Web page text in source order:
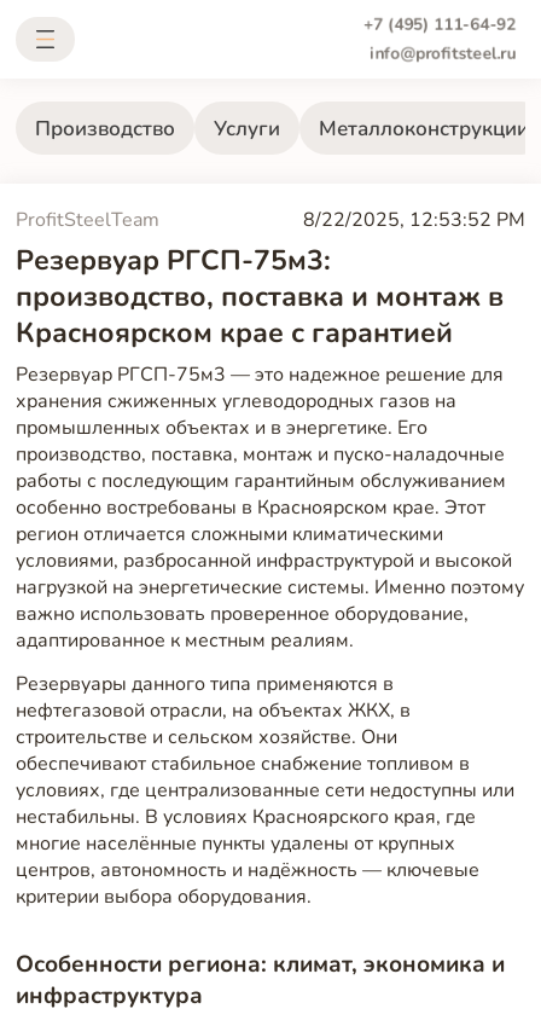
+7 (495) 111-64-92
info@profitsteel.ru
Производство Услуги Металлоконструкции
ProfitSteelTeam 8/22/2025, 12:53:52 PM
Резервуар РГСП-75м3:
производство, поставка и монтаж в
Красноярском крае с гарантией
Резервуар РГСП-75м3 — это надежное решение для
хранения сжиженных углеводородных газов на
промышленных объектах и в энергетике. Его
производство, поставка, монтаж и пуско-наладочные
работы с последующим гарантийным обслуживанием
особенно востребованы в Красноярском крае. Этот
регион отличается сложными климатическими
условиями, разбросанной инфраструктурой и высокой
нагрузкой на энергетические системы. Именно поэтому
важно использовать проверенное оборудование,
адаптированное к местным реалиям.
Резервуары данного типа применяются в
нефтегазовой отрасли, на объектах ЖКХ, в
строительстве и сельском хозяйстве. Они
обеспечивают стабильное снабжение топливом в
условиях, где централизованные сети недоступны или
нестабильны. В условиях Красноярского края, где
многие населённые пункты удалены от крупных
центров, автономность и надёжность — ключевые
критерии выбора оборудования.
Особенности региона: климат, экономика и
инфраструктура